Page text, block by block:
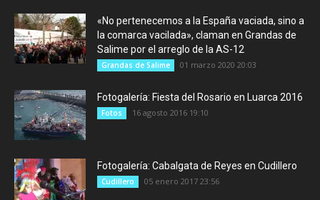
«No pertenecemos a la España vaciada, sino a
la comarca vacilada», claman en Grandas de
Salime por el arreglo de la AS-12
Grandas de Salime 01 marzo 2020 20:03
Fotogalería: Fiesta del Rosario en Luarca 2016
Fotos 16 agosto 2016 19:10
Fotogalería: Cabalgata de Reyes en Cudillero
Cudillero 05 enero 2017 23:56